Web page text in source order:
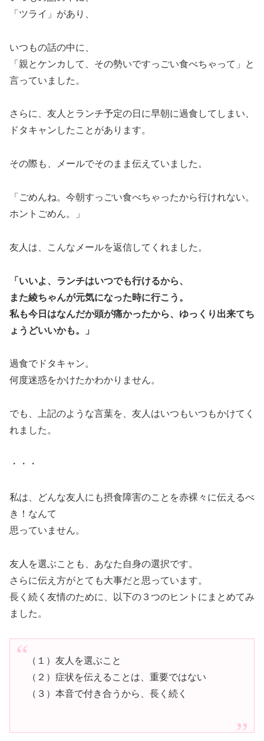
「ツライ」があり、
いつもの話の中に、
「親とケンカして、その勢いですっごい食べちゃって」と
言っていました。
さらに、友人とランチ予定の日に早朝に過食してしまい、
ドタキャンしたことがあります。
その際も、メールでそのまま伝えていました。
「ごめんね。今朝すっごい食べちゃったから行けれない。
ホントごめん。」
友人は、こんなメールを返信してくれました。
「いいよ、ランチはいつでも行けるから、
また綾ちゃんが元気になった時に行こう。
私も今日はなんだか頭が痛かったから、ゆっくり出来てち
ょうどいいかも。」
過食でドタキャン。
何度迷惑をかけたかわかりません。
でも、上記のような言葉を、友人はいつもいつもかけてく
れました。
・・・
私は、どんな友人にも摂食障害のことを赤裸々に伝えるべ
き！なんて
思っていません。
友人を選ぶことも、あなた自身の選択です。
さらに伝え方がとても大事だと思っています。
長く続く友情のために、以下の３つのヒントにまとめてみ
ました。
（１）友人を選ぶこと
（２）症状を伝えることは、重要ではない
（３）本音で付き合うから、長く続く